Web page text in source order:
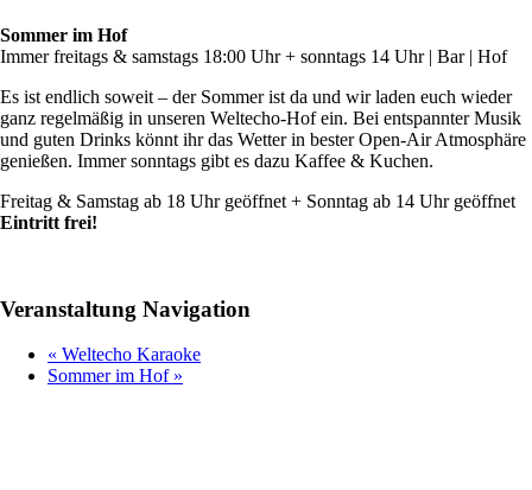
Sommer im Hof
Immer freitags & samstags 18:00 Uhr + sonntags 14 Uhr | Bar | Hof
Es ist endlich soweit – der Sommer ist da und wir laden euch wieder
ganz regelmäßig in unseren Weltecho-Hof ein. Bei entspannter Musik
und guten Drinks könnt ihr das Wetter in bester Open-Air Atmosphäre
genießen. Immer sonntags gibt es dazu Kaffee & Kuchen.
Freitag & Samstag ab 18 Uhr geöffnet + Sonntag ab 14 Uhr geöffnet
Eintritt frei!
Veranstaltung Navigation
« Weltecho Karaoke
Sommer im Hof »